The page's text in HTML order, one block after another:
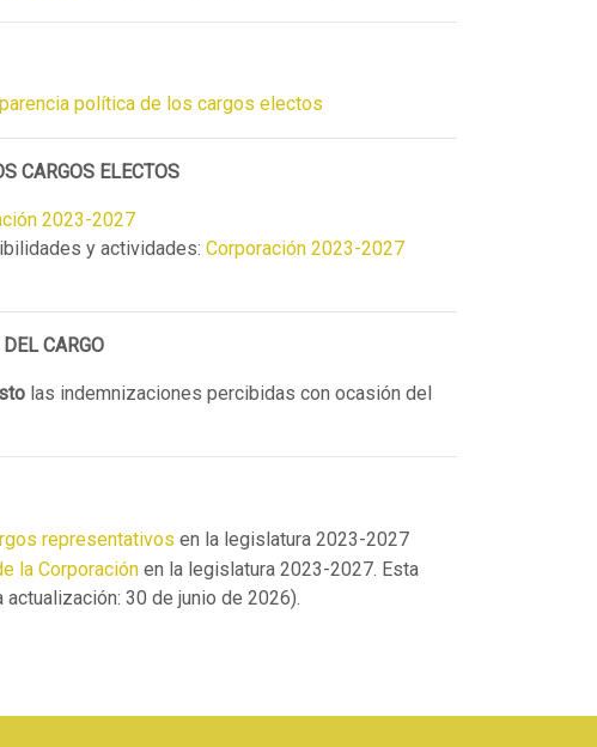
política de los cargos electos
CARGOS ELECTOS
2023-2027
y actividades: Corporación 2023-2027
CARGO
las indemnizaciones percibidas con ocasión del
representativos en la legislatura 2023-2027
la Corporación en la legislatura 2023-2027. Esta
30 de junio de 2026).